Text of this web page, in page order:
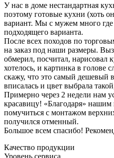
У нас в доме нестандартная
поэтому готовые кухни (хоть
вариант. Мы с мужем много
подходящего варианта.
После всех походов по
на заказ под наши размеры.
обмерил, посчитал, нарисовал
хотелось, и картинка в голове
скажу, что это самый дешевый
вписалась и цвет выбрала
Примерно через 2 недели нам
красавицу! «Благодаря»
помучиться с монтажом
получился отменный.
Большое всем спасибо!
Качество продукции
Уровень сервиса